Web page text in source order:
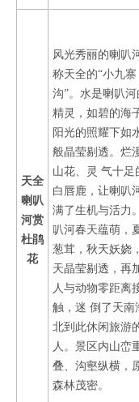
天全
喇叭
河赏
杜鹃
花
风光秀丽的喇叭
称天全的“小九寨
沟”。水是喇叭河
精灵，如碧的海
阳光的照耀下如
般晶莹剔透。烂
山花、灵 气十足
白唇鹿，让喇叭
满了生机与活力
叭河春天蕴萌，
葱茸，秋天妖娆
天晶莹剔透，再
人与动物零距离
触，迷 倒了天南
北到此休闲旅游
人。景区内山峦
叠、沟壑纵横，
森林茂密。